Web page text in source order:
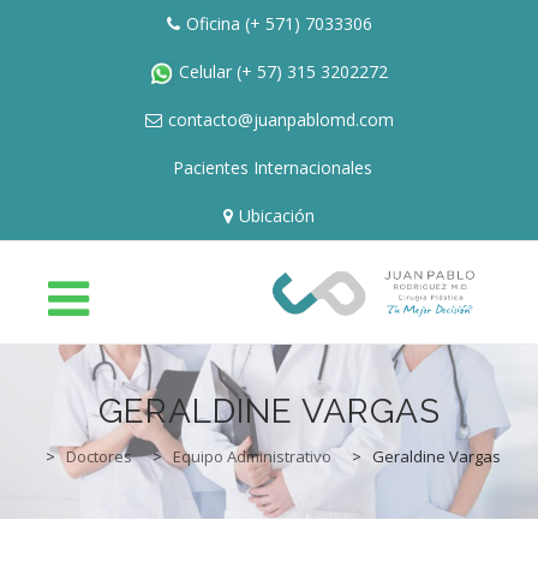
Oficina (+ 571) 7033306
Celular (+ 57) 315 3202272
contacto@juanpablomd.com
Pacientes Internacionales
Ubicación
GERALDINE VARGAS
> Doctores > Equipo Administrativo > Geraldine Vargas